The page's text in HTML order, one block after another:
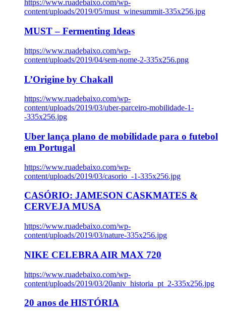
https://www.ruadebaixo.com/wp-
content/uploads/2019/05/must_winesummit-335x256.jpg
MUST – Fermenting Ideas
https://www.ruadebaixo.com/wp-
content/uploads/2019/04/sem-nome-2-335x256.png
L’Origine by Chakall
https://www.ruadebaixo.com/wp-
content/uploads/2019/03/uber-parceiro-mobilidade-1-
-335x256.jpg
Uber lança plano de mobilidade para o futebol
em Portugal
https://www.ruadebaixo.com/wp-
content/uploads/2019/03/casorio_-1-335x256.jpg
CASÓRIO: JAMESON CASKMATES &
CERVEJA MUSA
https://www.ruadebaixo.com/wp-
content/uploads/2019/03/nature-335x256.jpg
NIKE CELEBRA AIR MAX 720
https://www.ruadebaixo.com/wp-
content/uploads/2019/03/20aniv_historia_pt_2-335x256.jpg
20 anos de HISTÓRIA